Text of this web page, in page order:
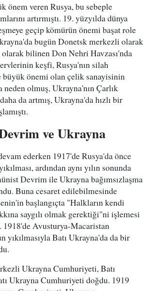
önem veren Rusya, bu sebeple
artırmıştı. 19. yüzyılda dünya
geçip kömürün önemi başat role
bugün Donetsk merkezli olarak
bilinen Don Nehri Havzası'nda
keşfi, Rusya'nın silah
önemi olan çelik sanayisinin
neden olmuş, Ukrayna'nın Çarlık
da artmış, Ukrayna'da hızlı bir
ve Ukrayna
ederken 1917'de Rusya'da önce
ardından aynı yılın sonunda
Devrim ile Ukrayna bağımsızlaşma
Buna cesaret edilebilmesinde
başlangıçta "Halkların kendi
saygılı olmak gerektiği"ni işlemesi
Avusturya-Macaristan
yıkılmasıyla Batı Ukrayna'da da bir
Ukrayna Cumhuriyeti, Batı
Ukrayna Cumhuriyeti doğdu. 1919